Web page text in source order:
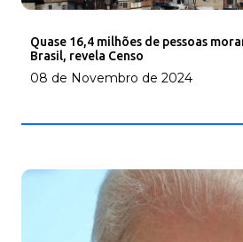
Quase 16,4 milhões de pessoas
Brasil, revela Censo
08 de Novembro de 2024